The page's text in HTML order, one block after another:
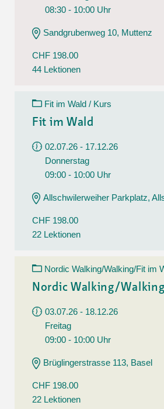
08:30 - 10:00 Uhr
Sandgrubenweg 10, Muttenz
CHF 198.00
44 Lektionen
Fit im Wald / Kurs
Fit im Wald
02.07.26 - 17.12.26
Donnerstag
09:00 - 10:00 Uhr
Allschwilerweiher Parkplatz,
CHF 198.00
22 Lektionen
Nordic Walking/Walking/Fit im
Nordic Walking/Walking
03.07.26 - 18.12.26
Freitag
09:00 - 10:00 Uhr
Brüglingerstrasse 113, Basel
CHF 198.00
22 Lektionen